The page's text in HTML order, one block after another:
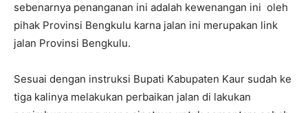
sebenarnya penanganan ini adalah kewenangan ini oleh
pihak Provinsi Bengkulu karna jalan ini merupakan link
jalan Provinsi Bengkulu.
Sesuai dengan instruksi Bupati Kabupaten Kaur sudah ke
tiga kalinya melakukan perbaikan jalan di lakukan